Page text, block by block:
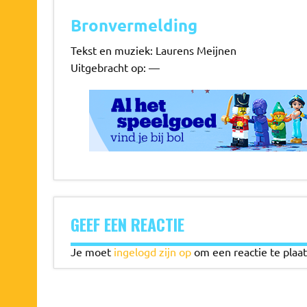
Bronvermelding
Tekst en muziek: Laurens Meijnen
Uitgebracht op: —
GEEF EEN REACTIE
Je moet ingelogd zijn opom een reactie te